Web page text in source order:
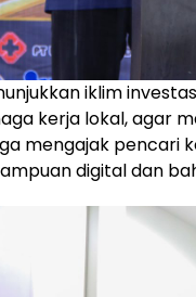
iklim
kerja lokal, agar
mengajak pencari
digital dan